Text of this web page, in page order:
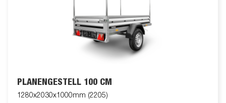
PLANENGESTELL 100 CM
1280x2030x1000mm (2205)